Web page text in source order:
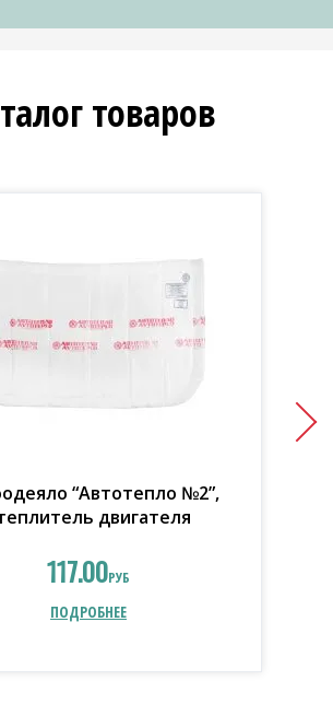
товаров
“Автотепло №2”,
двигателя
117.00РУБ
ПОДРОБНЕЕ